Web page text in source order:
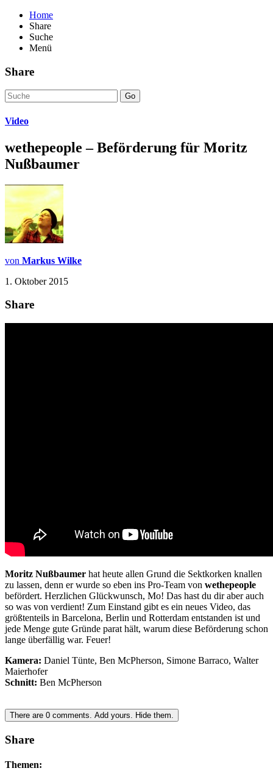
Home
Share
Suche
Menü
Share
Go
Video
wethepeople – Beförderung für Moritz
Nußbaumer
von Markus Wilke
1. Oktober 2015
Share
Moritz Nußbaumer hat heute allen Grund die Sektkorken knallen
zu lassen, denn er wurde so eben ins Pro-Team von wethepeople
befördert. Herzlichen Glückwunsch, Mo! Das hast du dir aber auch
so was von verdient! Zum Einstand gibt es ein neues Video, das
größtenteils in Barcelona, Berlin und Rotterdam entstanden ist und
jede Menge gute Gründe parat hält, warum diese Beförderung schon
lange überfällig war. Feuer!
Kamera: Daniel Tünte, Ben McPherson, Simone Barraco, Walter
Maierhofer
Schnitt: Ben McPherson
There are 0 comments. Add yours. Hide them.
Share
Themen: